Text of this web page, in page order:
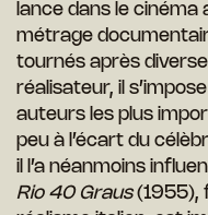
lance dans le
métrage
tournés après
réalisateur, il
auteurs les plus
peu à l’écart du
il l’a néanmoins
Rio 40 Graus(1955),